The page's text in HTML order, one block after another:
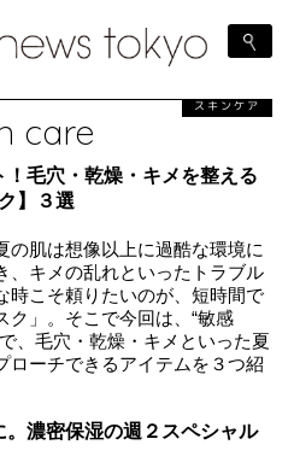
care
スキンケア
毛穴・乾燥・キメを整える
】３選
肌は想像以上に過酷な環境に
、キメの乱れといったトラブル
時こそ頼りたいのが、短時間で
ク」。そこで今回は、“敏感
、毛穴・乾燥・キメといった夏
ローチできるアイテムを３つ紹
。濃密保湿の週２スペシャル